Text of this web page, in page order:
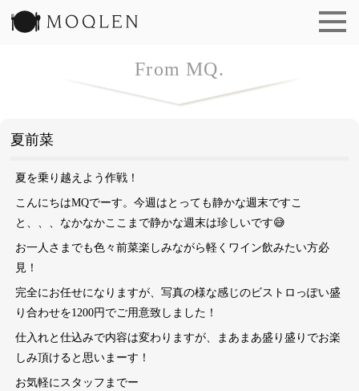
From MQ.
夏前菜
夏を乗り越えよう作戦！
こんにちはMQでーす。今週はとっても静かな週末ですこ
と、、、なかなかここまで静かな週末は珍しいです😅
お一人さまでも色々前菜楽しみながら軽くワイン飲みたい方必
見！
完全にお任せになりますが、写真の様な感じのビストロっぽい盛
り合わせを1200円でご用意致しました！
仕入れと仕込みで内容は変わりますが、まあまあ盛り盛りでお楽
しみ頂けると思いまーす！
お気軽にスタッフまでー